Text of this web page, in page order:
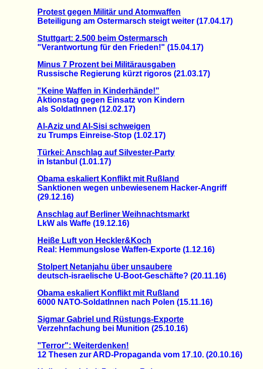
Protest gegen Militär und Atomwaffen
Beteiligung am Ostermarsch steigt weiter (17.04.17)
Stuttgart: 2.500 beim Ostermarsch
"Verantwortung für den Frieden!" (15.04.17)
Minus 7 Prozent bei Militärausgaben
Russische Regierung kürzt rigoros (21.03.17)
"Keine Waffen in Kinderhände!"
Aktionstag gegen Einsatz von Kindern
als SoldatInnen (12.02.17)
Al-Aziz und Al-Sisi schweigen
zu Trumps Einreise-Stop (1.02.17)
Türkei: Anschlag auf Silvester-Party
in Istanbul (1.01.17)
Obama eskaliert Konflikt mit Rußland
Sanktionen wegen unbewiesenem Hacker-Angriff
(29.12.16)
Anschlag auf Berliner Weihnachtsmarkt
LkW als Waffe (19.12.16)
Heiße Luft von Heckler&Koch
Real: Hemmungslose Waffen-Exporte (1.12.16)
Stolpert Netanjahu über unsaubere
deutsch-israelische U-Boot-Geschäfte? (20.11.16)
Obama eskaliert Konflikt mit Rußland
6000 NATO-SoldatInnen nach Polen (15.11.16)
Sigmar Gabriel und Rüstungs-Exporte
Verzehnfachung bei Munition (25.10.16)
"Terror": Weiterdenken!
12 Thesen zur ARD-Propaganda vom 17.10. (20.10.16)